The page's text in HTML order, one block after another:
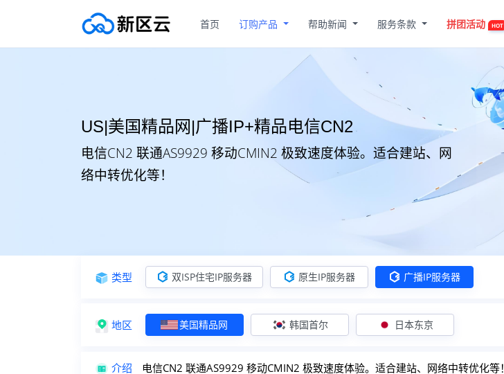
首页 订购产品 帮助新闻 服务条款 拼团活动 HOT
US|美国精品网|广播IP+精品电信CN2
电信CN2 联通AS9929 移动CMIN2 极致速度体验。适合建站、网
络中转优化等！
类型 双ISP住宅IP服务器 原生IP服务器 广播IP服务器
地区 美国精品网 韩国首尔 日本东京
介绍 电信CN2 联通AS9929 移动CMIN2 极致速度体验。适合建站、网络中转优化等！